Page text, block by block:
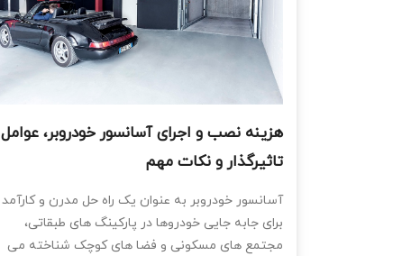
هزینه نصب و اجرای آسانسور خودروبر، عوامل
تاثیرگذار و نکات مهم
آسانسور خودروبر به ‌عنوان یک راه‌ حل مدرن و کارآمد
برای جابه ‌جایی خودروها در پارکینگ ‌های طبقاتی،
مجتمع‌ های مسکونی و فضا های کوچک شناخته می‌